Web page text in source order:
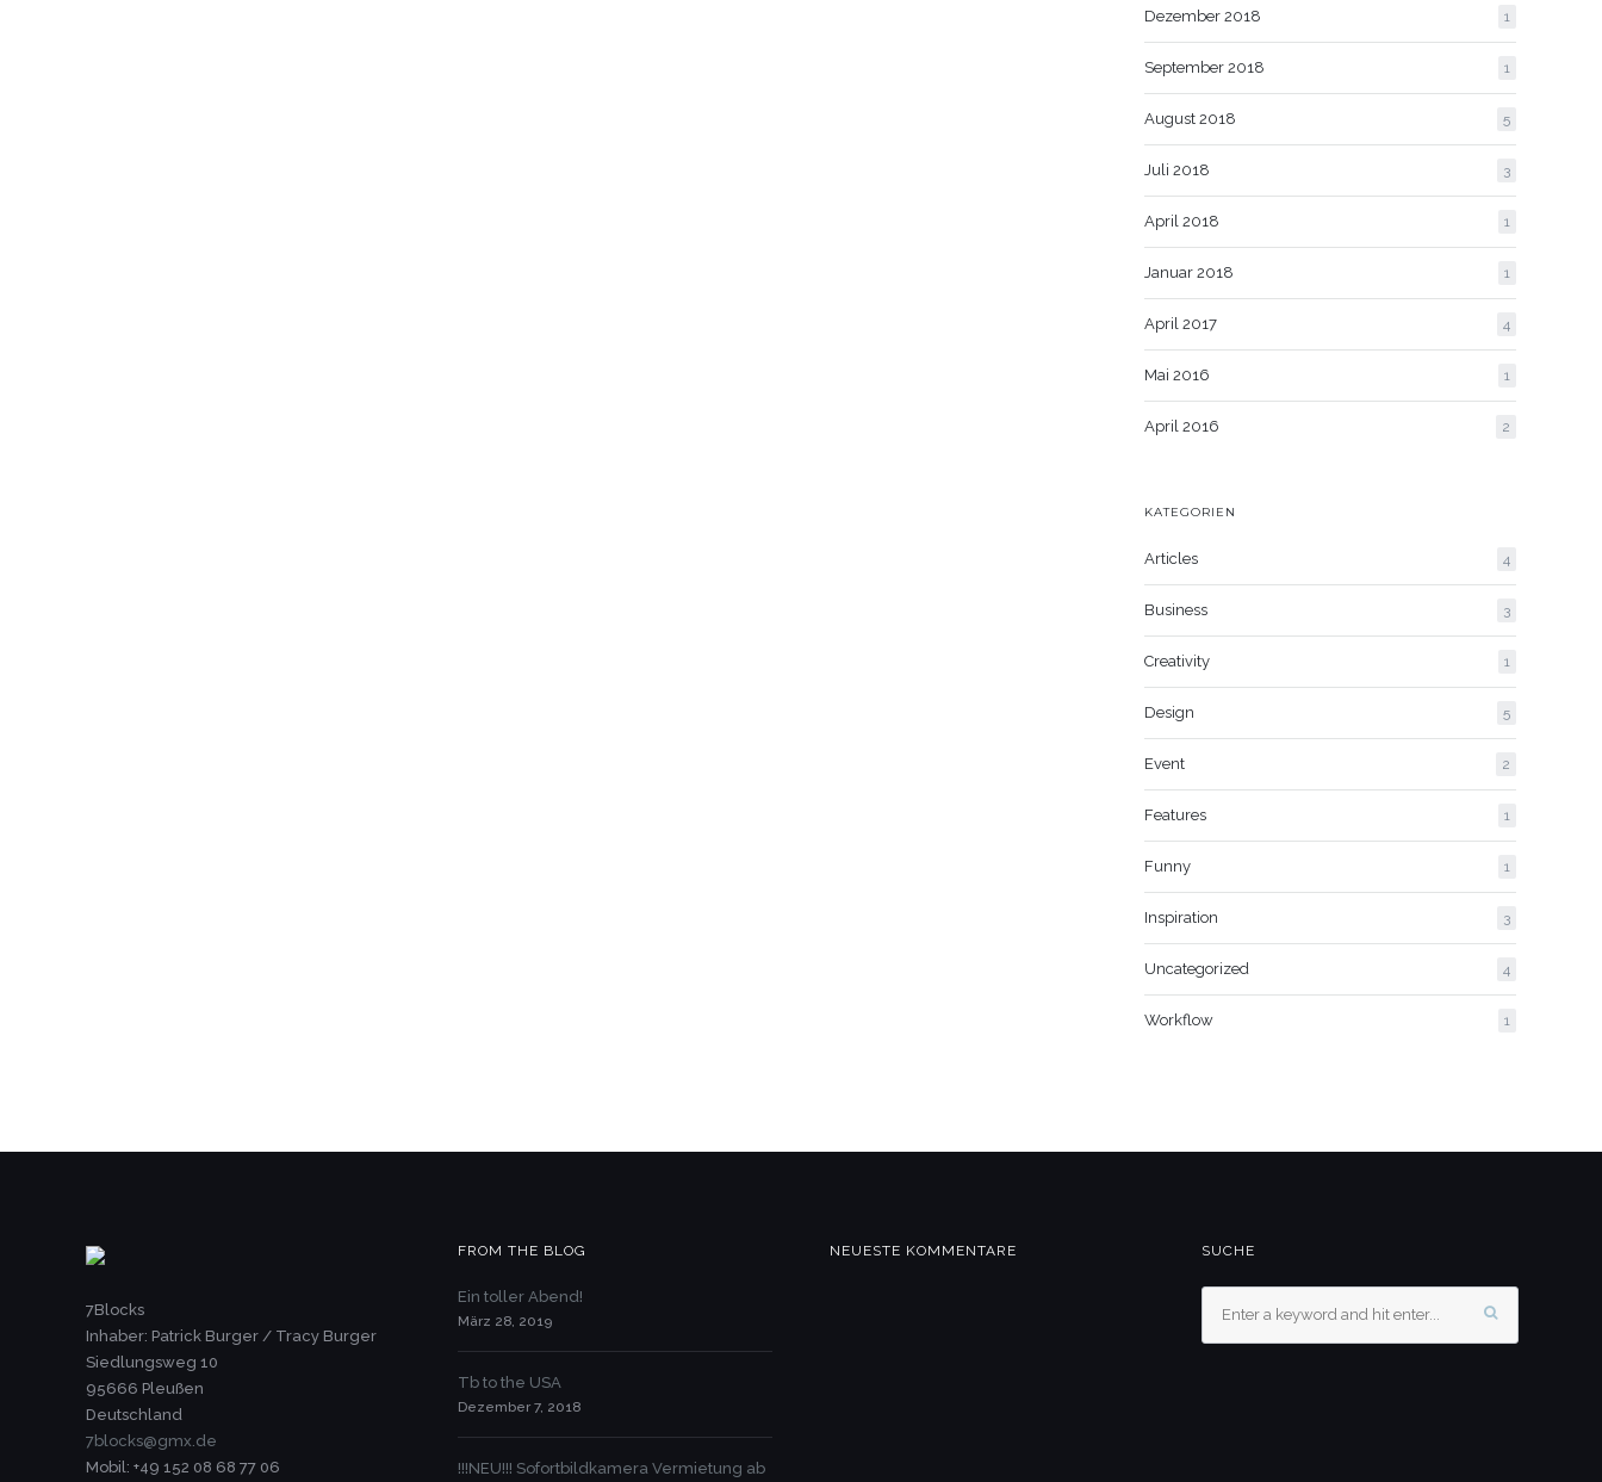
Dezember 2018 1
September 2018 1
August 2018 5
Juli 2018 3
April 2018 1
Januar 2018 1
April 2017 4
Mai 2016 1
April 2016 2
KATEGORIEN
Articles 4
Business 3
Creativity 1
Design 5
Event 2
Features 1
Funny 1
Inspiration 3
Uncategorized 4
Workflow 1
7Blocks
Inhaber: Patrick Burger / Tracy Burger
Siedlungsweg 10
95666 Pleußen
Deutschland
7blocks@gmx.de
Mobil: +49 152 08 68 77 06
FROM THE BLOG
Ein toller Abend!
März 28, 2019
Tb to the USA
Dezember 7, 2018
!!!NEU!!! Sofortbildkamera Vermietung ab
NEUESTE KOMMENTARE SUCHE